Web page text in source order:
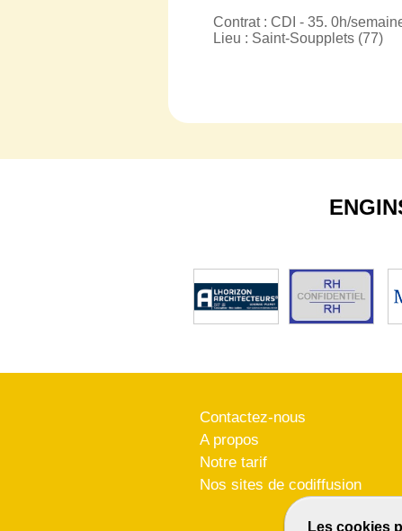
Contrat : CDI - 35. 0h/
Lieu : Saint-Soupplets (77)
Les cookies
Contactez-nous
A propos
Notre tarif
Nos sites de codiffusion